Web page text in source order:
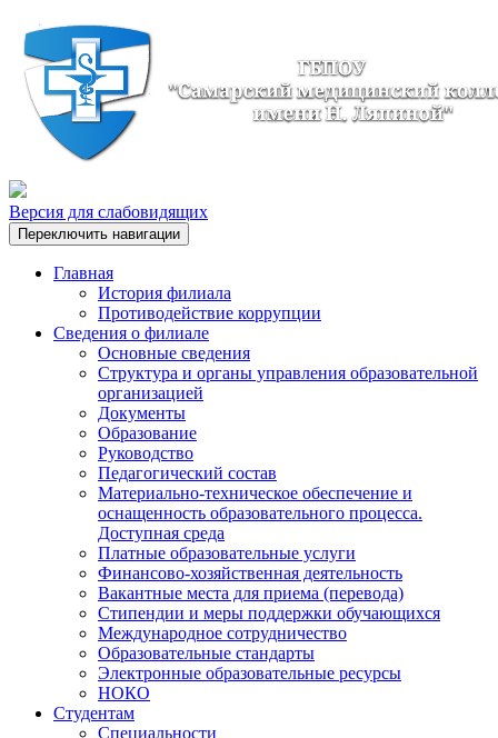
Версия для слабовидящих
Переключить навигации
Главная
История филиала
Противодействие коррупции
Сведения о филиале
Основные сведения
Структура и органы управления образовательной
организацией
Документы
Образование
Руководство
Педагогический состав
Материально-техническое обеспечение и
оснащенность образовательного процесса.
Доступная среда
Платные образовательные услуги
Финансово-хозяйственная деятельность
Вакантные места для приема (перевода)
Стипендии и меры поддержки обучающихся
Международное сотрудничество
Образовательные стандарты
Электронные образовательные ресурсы
НОКО
Студентам
Специальности